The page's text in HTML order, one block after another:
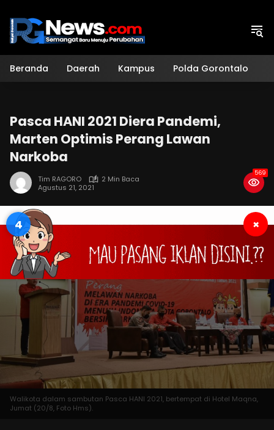
konten
Beranda Daerah Kampus Polda Gorontalo
Pasca HANI 2021 Diera Pandemi,
Marten Optimis Perang Lawan
Narkoba
Tim RAGORO
2 Min Baca
Agustus 21, 2021
569
3 ×
Walikota dalam sambutan Pasca HANI 2021, bertempat di Hotel Maqna,
Jumat (20/8, Foto Hms).